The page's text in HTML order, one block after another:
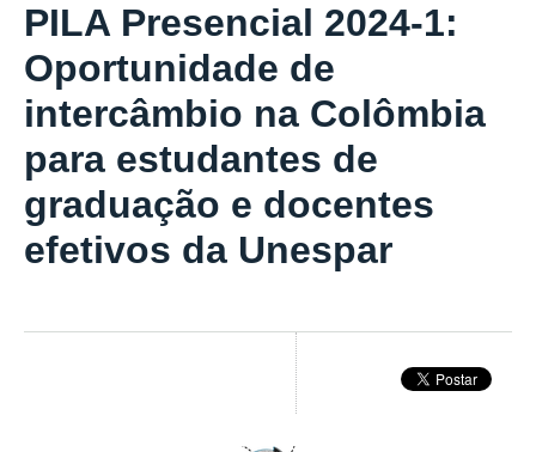
PILA Presencial 2024-1:
Oportunidade de
intercâmbio na Colômbia
para estudantes de
graduação e docentes
efetivos da Unespar